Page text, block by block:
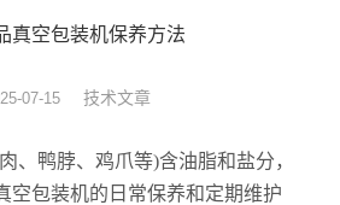
机
真空包装机保养方法
07-15 技术文章
鸭脖、鸡爪等)含油脂和盐分，
空包装机的日常保养和定期维护